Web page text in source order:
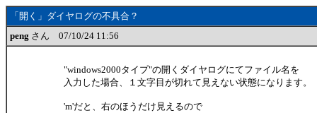
「開く」ダイヤログの不具合？
peng さん 07/10/24 11:56
"windows2000タイプ"の開くダイヤログにてファイル名を
入力した場合、１文字目が切れて見えない状態になります。
'm'だと、右のほうだけ見えるので